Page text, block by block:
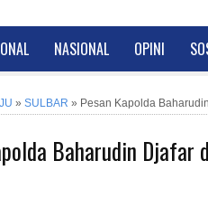
NASIONAL OPINI
» SULBAR » Pesan Kapolda
Baharudin Djafar